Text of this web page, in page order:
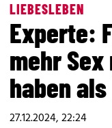
LIEBESLEBEN
Experte:
mehr
haben
27.12.2024, 22:24